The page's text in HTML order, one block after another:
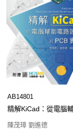
AB14801
精解KiCad：從電腦
陳茂璋 劉進德